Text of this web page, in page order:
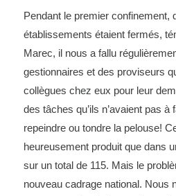
Pendant le premier confinement,
établissements étaient fermés,
Marec, il nous a fallu
gestionnaires et des proviseurs
collègues chez eux pour leur
des tâches qu’ils n’avaient pas
repeindre ou tondre la pelouse!
heureusement produit que dans
sur un total de 115. Mais le
nouveau cadrage national. Nous